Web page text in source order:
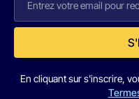
En cliquant sur s'inscrire,